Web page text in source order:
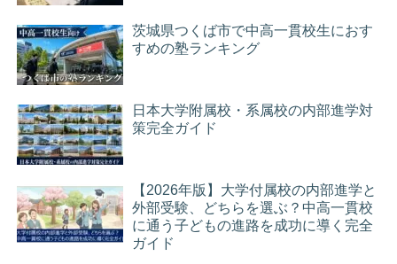
茨城県つくば市で中高一貫校生におす
すめの塾ランキング
日本大学附属校・系属校の内部進学対
策完全ガイド
【2026年版】大学付属校の内部進学と
外部受験、どちらを選ぶ？中高一貫校
に通う子どもの進路を成功に導く完全
ガイド